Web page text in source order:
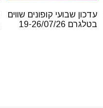
עדכון שבועי קופונים שווים
בטלגרם 19-26/07/26